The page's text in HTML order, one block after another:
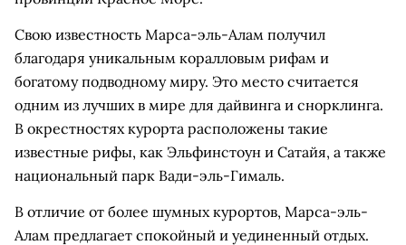
Свою известность Марса-эль-Алам получил
благодаря уникальным коралловым рифам и
богатому подводному миру. Это место считается
одним из лучших в мире для дайвинга и снорклинга.
В окрестностях курорта расположены такие
известные рифы, как Эльфинстоун и Сатайя, а также
национальный парк Вади-эль-Гималь.
В отличие от более шумных курортов, Марса-эль-
Алам предлагает спокойный и уединенный отдых.